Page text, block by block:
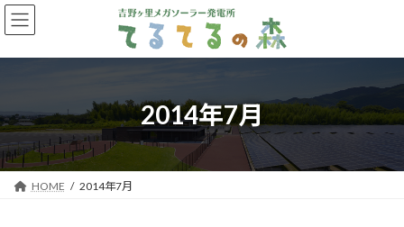
コ
ン
ン
ス
キ
ッ
プ
ナ
ビ
ー
ン
に
移
動
2014年7月
HOME 2014年7月